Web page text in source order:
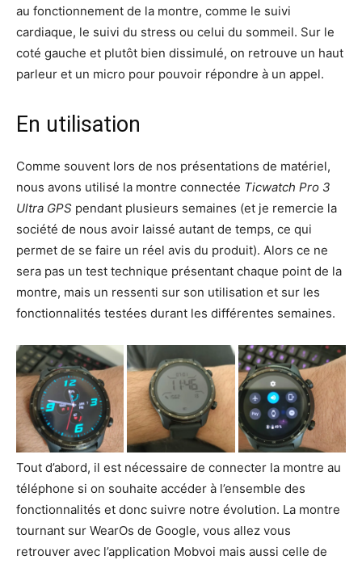
au fonctionnement de la montre, comme le suivi
cardiaque, le suivi du stress ou celui du sommeil. Sur le
coté gauche et plutôt bien dissimulé, on retrouve un haut
parleur et un micro pour pouvoir répondre à un appel.
En utilisation
Comme souvent lors de nos présentations de matériel,
nous avons utilisé la montre connectée Ticwatch Pro 3
Ultra GPS pendant plusieurs semaines (et je remercie la
société de nous avoir laissé autant de temps, ce qui
permet de se faire un réel avis du produit). Alors ce ne
sera pas un test technique présentant chaque point de la
montre, mais un ressenti sur son utilisation et sur les
fonctionnalités testées durant les différentes semaines.
Tout d’abord, il est nécessaire de connecter la montre au
téléphone si on souhaite accéder à l’ensemble des
fonctionnalités et donc suivre notre évolution. La montre
tournant sur WearOs de Google, vous allez vous
retrouver avec l’application Mobvoi mais aussi celle de